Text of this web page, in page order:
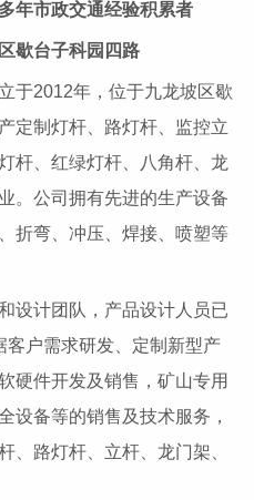
年市政交通经验积累者
歇台子科园四路
于2012年，位于九龙坡区歇
定制灯杆、路灯杆、监控立
杆、红绿灯杆、八角杆、龙
。公司拥有先进的生产设备
折弯、冲压、焊接、喷塑等
设计团队，产品设计人员已
户需求研发、定制新型产
硬件开发及销售，矿山专用
设备等的销售及技术服务，
、路灯杆、立杆、龙门架、